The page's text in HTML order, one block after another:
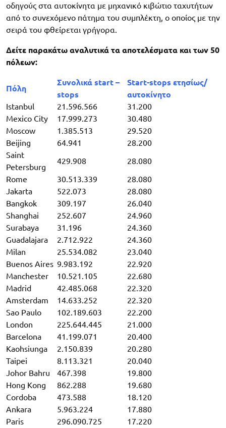
οδηγούς στα αυτοκίνητα με μηχανικό κιβώτιο ταχυτήτων
από το συνεχόμενο πάτημα του συμπλέκτη, ο οποίος με την
σειρά του φθείρεται γρήγορα.
Δείτε παρακάτω αναλυτικά τα αποτελέσματα και των 50
πόλεων:
Πόλη
Συνολικά start –
stops
Start-stops ετησίως/
αυτοκίνητο
Istanbul
21.596.566
31.200
Mexico City
17.999.273
30.480
Moscow
1.385.513
29.520
Beijing
64.941
28.200
Saint
Petersburg
429.908
28.080
Rome
30.513.339
28.080
Jakarta
522.073
28.080
Bangkok
309.197
26.040
Shanghai
252.607
24.960
Surabaya
31.196
24.360
Guadalajara
2.712.922
24.360
Milan
25.534.082
23.040
Buenos Aires 9.983.192
22.920
Manchester
10.521.105
22.680
Madrid
42.485.068
22.320
Amsterdam
14.633.252
22.320
Sao Paulo
102.189.603
22.200
London
225.644.445
21.000
Barcelona
41.199.071
20.400
Kaohsiunga
2.150.839
20.280
Taipei
8.113.321
20.040
Johor Bahru
467.398
19.800
Hong Kong
862.288
19.680
Cordoba
473.588
18.120
Ankara
5.963.224
17.880
Paris
296.090.725
17.220